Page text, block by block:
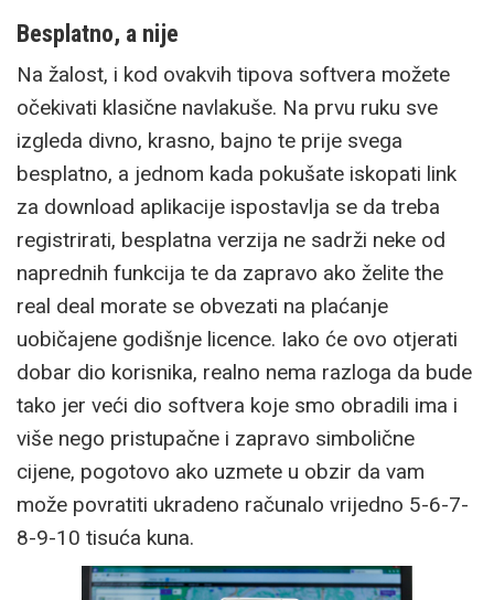
Besplatno, a nije
Na žalost, i kod ovakvih tipova softvera možete
očekivati klasične navlakuše. Na prvu ruku sve
izgleda divno, krasno, bajno te prije svega
besplatno, a jednom kada pokušate iskopati link
za download aplikacije ispostavlja se da treba
registrirati, besplatna verzija ne sadrži neke od
naprednih funkcija te da zapravo ako želite the
real deal morate se obvezati na plaćanje
uobičajene godišnje licence. Iako će ovo otjerati
dobar dio korisnika, realno nema razloga da bude
tako jer veći dio softvera koje smo obradili ima i
više nego pristupačne i zapravo simbolične
cijene, pogotovo ako uzmete u obzir da vam
može povratiti ukradeno računalo vrijedno 5-6-7-
8-9-10 tisuća kuna.